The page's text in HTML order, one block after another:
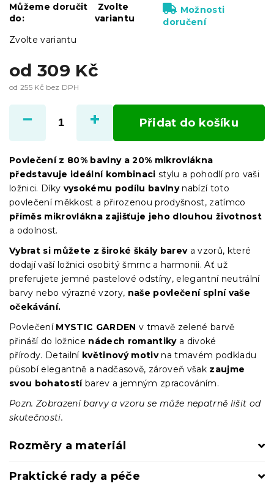
od 309 Kč
od 255 Kč bez DPH
cena:
Zvolte variantu
Můžeme doručit
do:
Zvolte
variantu
Možnosti
doručení
Přidat do košíku
Povlečení z 80% bavlny a 20% mikrovlákna
představuje ideální kombinaci stylu a pohodlí pro vaši
ložnici. Díky vysokému podílu bavlnynabízí toto
povlečení měkkost a přirozenou prodyšnost, zatímco
příměs mikrovlákna zajišťuje jeho dlouhou životnost
a odolnost.
Vybrat si můžete z široké škály bareva vzorů, které
dodají vaší ložnici osobitý šmrnc a harmonii. Ať už
preferujete jemné pastelové odstíny, elegantní neutrální
barvy nebo výrazné vzory, naše povlečení splní vaše
očekávání.
Povlečení MYSTIC GARDEN v tmavě zelené barvě
přináší do ložnice nádech romantikya divoké
přírody. Detailní květinový motivna tmavém podkladu
působí elegantně a nadčasově, zároveň však zaujme
svou bohatostíbarev a jemným zpracováním.
Pozn. Zobrazení barvy a vzoru se může nepatrně lišit od
skutečnosti.
Rozměry a materiál
Praktické rady a péče